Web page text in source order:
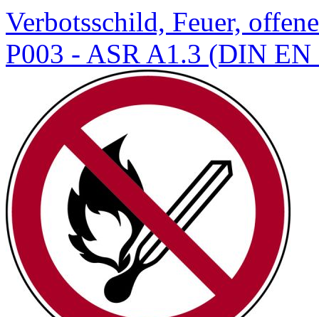
Verbotsschild, Feuer,
P003 - ASR A1.3 (DIN EN